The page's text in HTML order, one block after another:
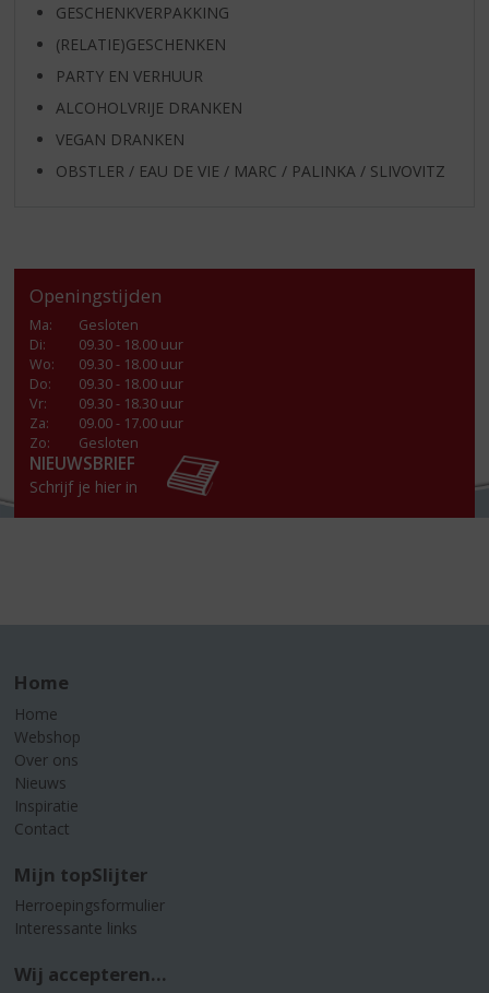
GESCHENKVERPAKKING
(RELATIE)GESCHENKEN
PARTY EN VERHUUR
ALCOHOLVRIJE DRANKEN
VEGAN DRANKEN
OBSTLER / EAU DE VIE / MARC / PALINKA / SLIVOVITZ
Openingstijden
Ma:
Gesloten
Di:
09.30 - 18.00 uur
Wo:
09.30 - 18.00 uur
Do:
09.30 - 18.00 uur
Vr:
09.30 - 18.30 uur
Za:
09.00 - 17.00 uur
Zo:
Gesloten
NIEUWSBRIEF
Schrijf je hier in
Home
Home
Webshop
Over ons
Nieuws
Inspiratie
Contact
Mijn topSlijter
Herroepingsformulier
Interessante links
Wij accepteren...